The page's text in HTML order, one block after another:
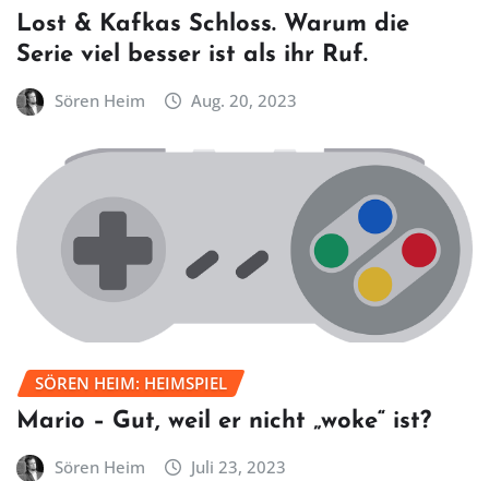
Lost & Kafkas Schloss. Warum die
Serie viel besser ist als ihr Ruf.
Sören Heim Aug. 20, 2023
SÖREN HEIM: HEIMSPIEL
Mario – Gut, weil er nicht „woke“ ist?
Sören Heim Juli 23, 2023